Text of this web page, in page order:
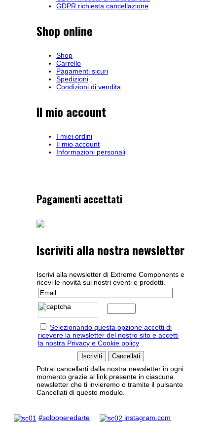
GDPR richiesta cancellazione
Shop online
Shop
Carrello
Pagamenti sicuri
Spedizioni
Condizioni di vendita
Il mio account
I miei ordini
Il mio account
Informazioni personali
Pagamenti accettati
Iscriviti alla nostra newsletter
Iscrivi alla newsletter di Extreme Components e
ricevi le novità sui nostri eventi e prodotti.
Selezionando questa opzione accetti di
ricevere la newsletter del nostro sito e accetti
la nostra Privacy e Cookie policy
Potrai cancellarti dalla nostra newsletter in ogni
momento grazie al link presente in ciascuna
newsletter che ti invieremo o tramite il pulsante
Cancellati di questo modulo.
#solooperedarte instagram.com